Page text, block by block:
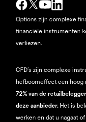
Options zijn complexe
financiële instrumenten
verliezen.
CFD’s zijn complexe
hefboomeffect een hoog
72% van de
deze aanbieder. Het is
werken en dat u nagaat